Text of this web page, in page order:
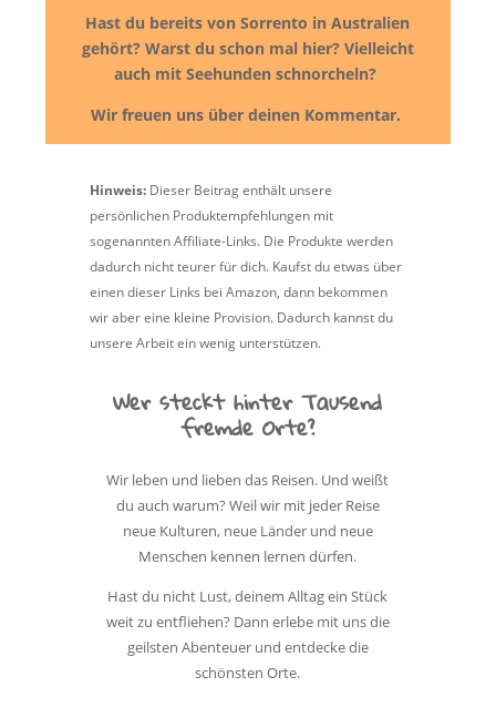
Hast du bereits von Sorrento in Australien
gehört? Warst du schon mal hier? Vielleicht
auch mit Seehunden schnorcheln?
Wir freuen uns über deinen Kommentar.
Hinweis:Dieser Beitrag enthält unsere
persönlichen Produktempfehlungen mit
sogenannten Affiliate-Links. Die Produkte werden
dadurch nicht teurer für dich. Kaufst du etwas über
einen dieser Links bei Amazon, dann bekommen
wir aber eine kleine Provision. Dadurch kannst du
unsere Arbeit ein wenig unterstützen.
Wer steckt hinter Tausend
fremde Orte?
Wir leben und lieben das Reisen. Und weißt
du auch warum? Weil wir mit jeder Reise
neue Kulturen, neue Länder und neue
Menschen kennen lernen dürfen.
Hast du nicht Lust, deinem Alltag ein Stück
weit zu entfliehen? Dann erlebe mit uns die
geilsten Abenteuer und entdecke die
schönsten Orte.